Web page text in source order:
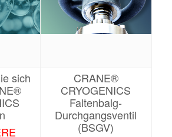
sich
CRANE®
CRYOGENICS
Faltenbalg-
Durchgangsventil
(BSGV)